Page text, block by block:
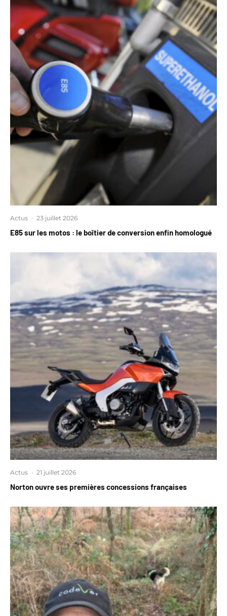
Actus · 23 juillet 2026
E85 sur les motos : le boîtier de conversion enfin homologué
Actus · 21 juillet 2026
Norton ouvre ses premières concessions françaises